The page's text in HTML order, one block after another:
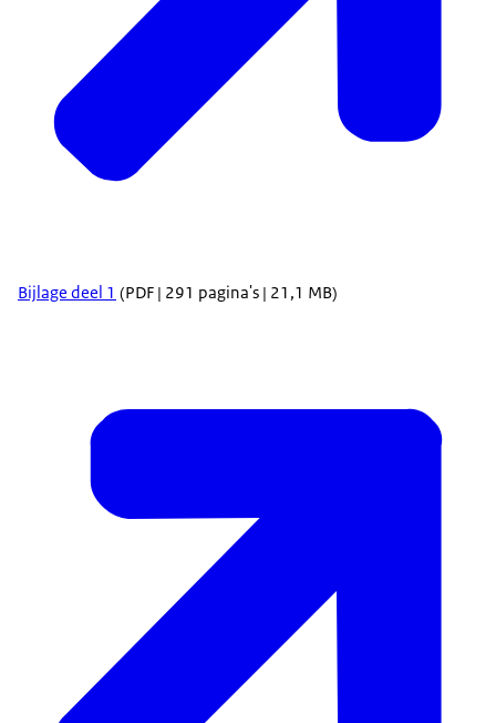
Bijlage deel 1 (PDF | 291 pagina's | 21,1 MB)